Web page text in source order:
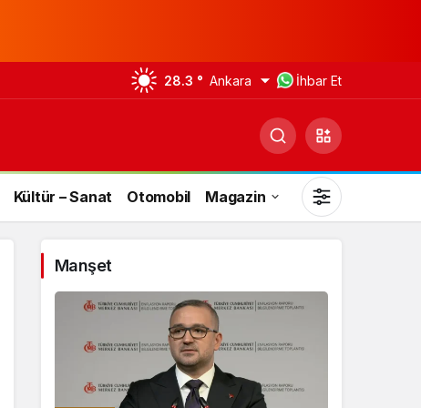
28.3 ° Ankara İhbar Et
Kültür – Sanat Otomobil Magazin
Gündüz Modu
Gündüz modunu seçin.
Manşet